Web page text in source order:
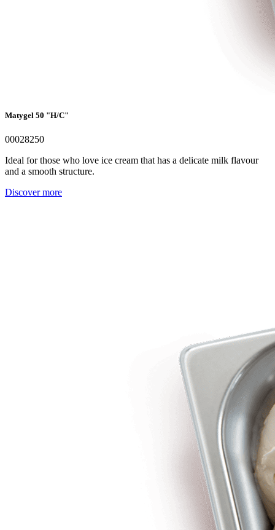
Matygel 50 "H/C"
00028250
Ideal for those who love ice cream that has a delicate milk flavour
and a smooth structure.
Discover more